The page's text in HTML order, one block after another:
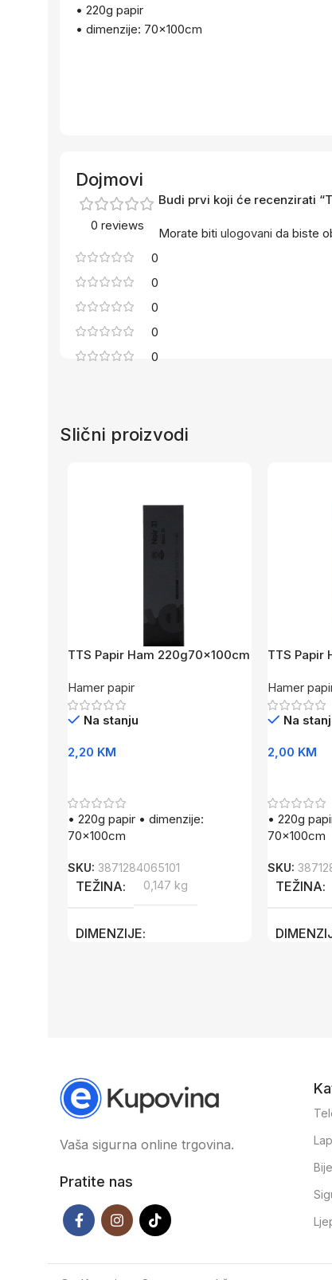
• 220g papir
• dimenzije: 70x100cm
Dojmovi
0 reviews
0
0
0
0
0
Budi prvi koji će recenzirati
Morate biti ulogovani da biste
Slični proizvodi
TTS Papir Ham 220g70x100cm
Hamer papir
Na stanju
2,20 KM
• 220g papir • dimenzije:
70x100cm
SKU: 3871284065101
TEŽINA 0,147 kg
DIMENZIJE
TTS Papir
Hamer
Na
2,00 KM
• 220g
70x100cm
SKU:
TEŽINA
Vaša sigurna online trgovina.
Pratite nas